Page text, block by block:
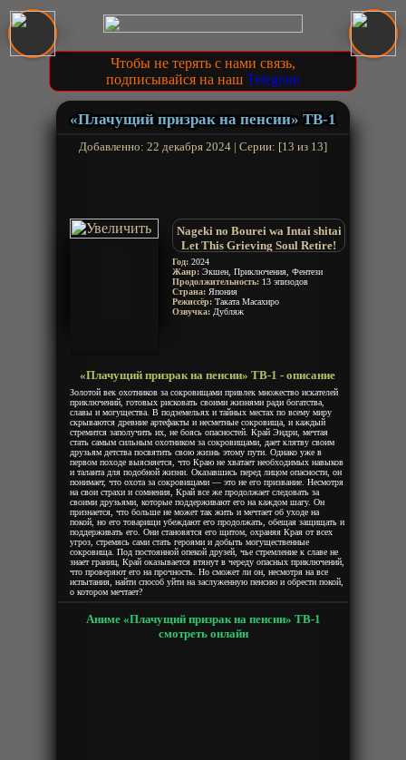
Чтобы не терять с нами связь,
подписывайся на наш Telegram
«Плачущий призрак на пенсии» ТВ-1
Добавленно: 22 декабря 2024 | Серии: [13 из 13]
Nageki no Bourei wa Intai shitai
Let This Grieving Soul Retire!
Год: 2024
Жанр: Экшен, Приключения, Фентези
Продолжительность: 13 эпизодов
Страна: Япония
Режиссёр: Таката Масахиро
Озвучка: Дубляж
«Плачущий призрак на пенсии» ТВ-1 - описание
Золотой век охотников за сокровищами привлек множество искателей
приключений, готовых рисковать своими жизнями ради богатства,
славы и могущества. В подземельях и тайных местах по всему миру
скрываются древние артефакты и несметные сокровища, и каждый
стремится заполучить их, не боясь опасностей. Край Эндри, мечтая
стать самым сильным охотником за сокровищами, дает клятву своим
друзьям детства посвятить свою жизнь этому пути. Однако уже в
первом походе выясняется, что Краю не хватает необходимых навыков
и таланта для подобной жизни. Оказавшись перед лицом опасности, он
понимает, что охота за сокровищами — это не его призвание. Несмотря
на свои страхи и сомнения, Край все же продолжает следовать за
своими друзьями, которые поддерживают его на каждом шагу. Он
признается, что больше не может так жить и мечтает об уходе на
покой, но его товарищи убеждают его продолжать, обещая защищать и
поддерживать его. Они становятся его щитом, охраняя Края от всех
угроз, стремясь сами стать героями и добыть могущественные
сокровища. Под постоянной опекой друзей, чье стремление к славе не
знает границ, Край оказывается втянут в череду опасных приключений,
что проверяют его на прочность. Но сможет ли он, несмотря на все
испытания, найти способ уйти на заслуженную пенсию и обрести покой,
о котором мечтает?
Аниме «Плачущий призрак на пенсии» ТВ-1
смотреть онлайн